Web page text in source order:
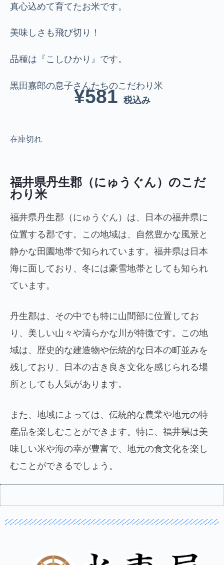
真心込めて育てたお米です。
美味しさも飛び切り！
品種は『こしひかり』です。
黒田嘉郎の息子さんたちのこだわり米
¥581 税込み
在庫切れ
福井県丹生郡（にゅうぐん）のこだ
わり米
福井県丹生郡（にゅうぐん）は、日本の福井県に
位置する郡です。この地域は、自然豊かな風景と
静かな田園地帯で知られています。福井県は日本
海に面しており、冬には豪雪地帯としても知られ
ています。
丹生郡は、その中でも特に山間部に位置してお
り、美しい山々や清らかな川が特徴です。この地
域は、歴史的な建造物や伝統的な日本の町並みを
残しており、日本の古き良き文化を感じられる場
所としても人気があります。
また、地域によっては、伝統的な農業や地元の特
産品を楽しむことができます。特に、福井県は美
味しい米や海の幸が豊富で、地元の食文化を楽し
むことができるでしょう。